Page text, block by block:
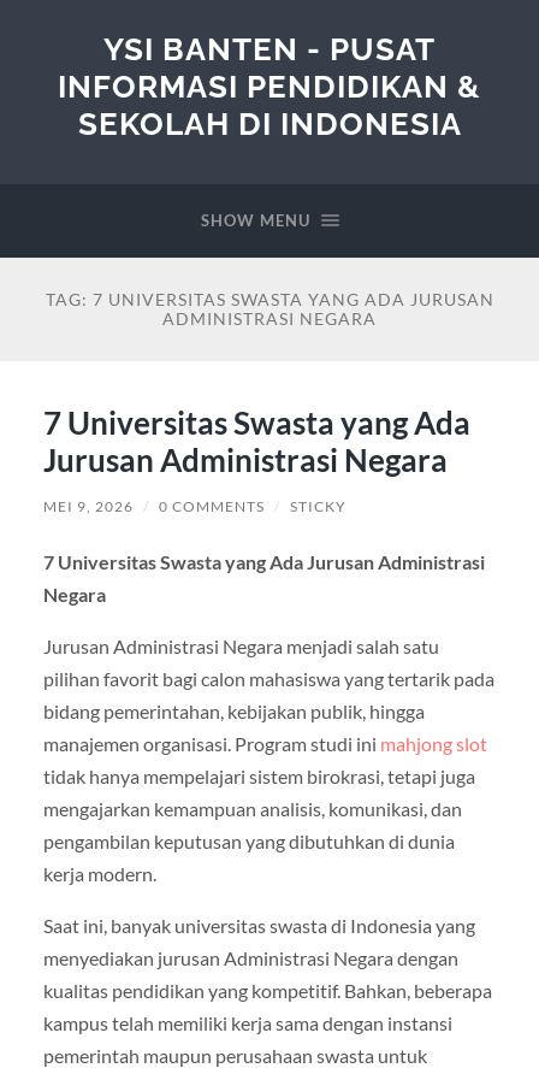
YSI BANTEN - PUSAT
INFORMASI PENDIDIKAN &
SEKOLAH DI INDONESIA
SHOW MENU
TAG: 7 UNIVERSITAS SWASTA YANG ADA JURUSAN
ADMINISTRASI NEGARA
7 Universitas Swasta yang Ada
Jurusan Administrasi Negara
MEI 9, 2026 / 0 COMMENTS / STICKY
7 Universitas Swasta yang Ada Jurusan Administrasi
Negara
Jurusan Administrasi Negara menjadi salah satu
pilihan favorit bagi calon mahasiswa yang tertarik pada
bidang pemerintahan, kebijakan publik, hingga
manajemen organisasi. Program studi ini mahjong slot
tidak hanya mempelajari sistem birokrasi, tetapi juga
mengajarkan kemampuan analisis, komunikasi, dan
pengambilan keputusan yang dibutuhkan di dunia
kerja modern.
Saat ini, banyak universitas swasta di Indonesia yang
menyediakan jurusan Administrasi Negara dengan
kualitas pendidikan yang kompetitif. Bahkan, beberapa
kampus telah memiliki kerja sama dengan instansi
pemerintah maupun perusahaan swasta untuk